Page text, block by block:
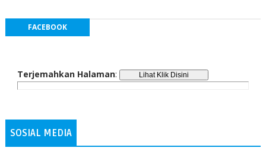
FACEBOOK
Terjemahkan Halaman:
SOSIAL MEDIA